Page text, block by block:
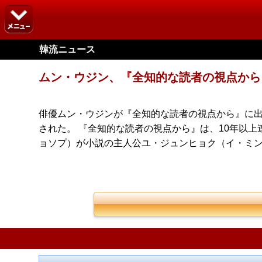
韓流ニュース
ムン・ウジン、『全知的な読者の視点か
俳優ムン・ウジンが『全知的な読者の視点から』に
された。 『全知的な読者の視点から』は、10年以
ョソプ）が小説の主人公ユ・ジュンヒョク（イ・ミ